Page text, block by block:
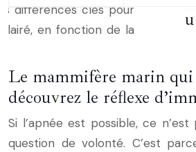
Le mammifère marin qui
découvrez le réflexe
Si l’apnée est possible, ce
question de volonté. C’est